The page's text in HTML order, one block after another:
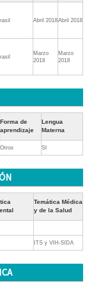
Abril 2018Abril 2018
Marzo
2018
Marzo
2018
Forma de
aprendizaje
Lengua
Materna
Otros SI
Temática Médica
y de la Salud
ITS y VIH-SIDA